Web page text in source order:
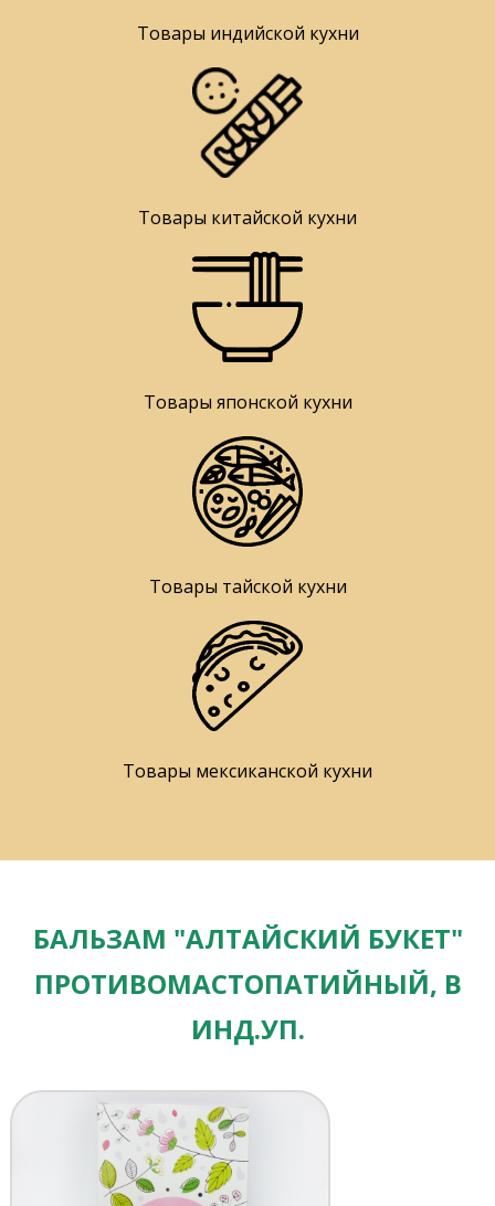
Товары индийской кухни
Товары китайской кухни
Товары японской кухни
Товары тайской кухни
Товары мексиканской кухни
БАЛЬЗАМ "АЛТАЙСКИЙ БУКЕТ"
ПРОТИВОМАСТОПАТИЙНЫЙ, В
ИНД.УП.